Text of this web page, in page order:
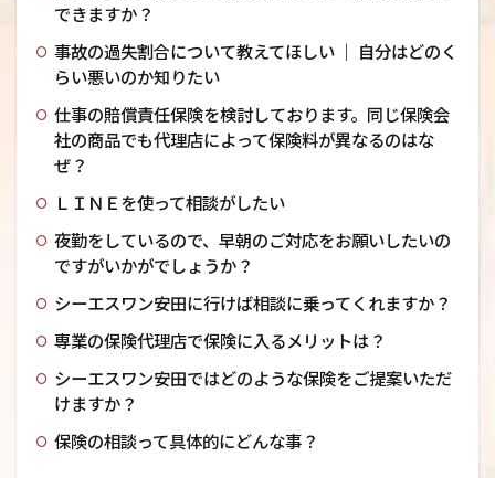
できますか？
事故の過失割合について教えてほしい ｜ 自分はどのく
らい悪いのか知りたい
仕事の賠償責任保険を検討しております。同じ保険会
社の商品でも代理店によって保険料が異なるのはな
ぜ？
ＬＩＮＥを使って相談がしたい
夜勤をしているので、早朝のご対応をお願いしたいの
ですがいかがでしょうか？
シーエスワン安田に行けば相談に乗ってくれますか？
専業の保険代理店で保険に入るメリットは？
シーエスワン安田ではどのような保険をご提案いただ
けますか？
保険の相談って具体的にどんな事？